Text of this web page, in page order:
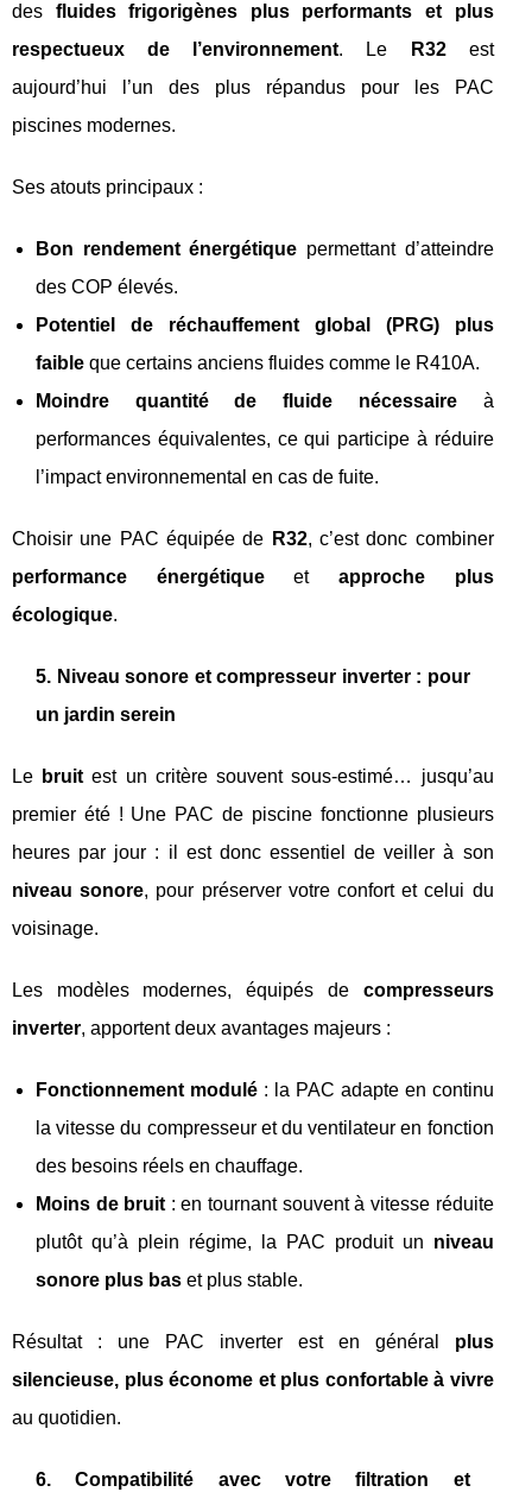
des fluides frigorigènes plus performants et plus
respectueux de l’environnement. Le R32est
aujourd’hui l’un des plus répandus pour les PAC
piscines modernes.
Ses atouts principaux :
Bon rendement énergétique permettant d’atteindre
des COP élevés.
Potentiel de réchauffement global (PRG) plus
faible que certains anciens fluides comme le R410A.
Moindre quantité de fluide nécessaireà
performances équivalentes, ce qui participe à réduire
l’impact environnemental en cas de fuite.
Choisir une PAC équipée de R32, c’est donc combiner
performance énergétiqueet approche plus
écologique.
5. Niveau sonore et compresseur inverter : pour
un jardin serein
Le bruit est un critère souvent sous‑estimé… jusqu’au
premier été ! Une PAC de piscine fonctionne plusieurs
heures par jour : il est donc essentiel de veiller à son
niveau sonore, pour préserver votre confort et celui du
voisinage.
Les modèles modernes, équipés de compresseurs
inverter, apportent deux avantages majeurs :
Fonctionnement modulé: la PAC adapte en continu
la vitesse du compresseur et du ventilateur en fonction
des besoins réels en chauffage.
Moins de bruit : en tournant souvent à vitesse réduite
plutôt qu’à plein régime, la PAC produit un niveau
sonore plus bas et plus stable.
Résultat : une PAC inverter est en général plus
silencieuse, plus économe et plus confortable à vivre
au quotidien.
6. Compatibilité avec votre filtration et